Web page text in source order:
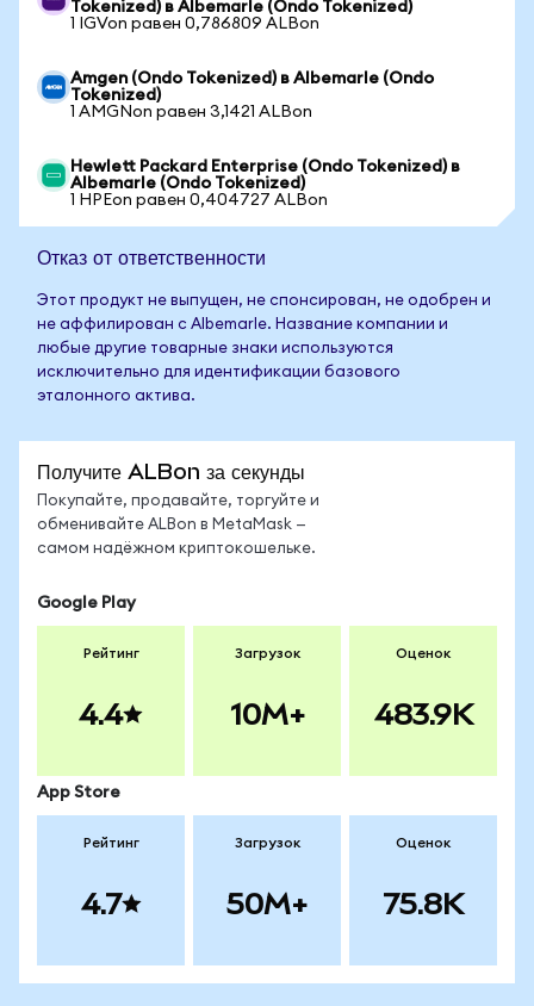
Tokenized) в Albemarle (Ondo Tokenized)
1 IGVon равен 0,786809 ALBon
Amgen (Ondo Tokenized) в Albemarle (Ondo
Tokenized)
1 AMGNon равен 3,1421 ALBon
Hewlett Packard Enterprise (Ondo Tokenized) в
Albemarle (Ondo Tokenized)
1 HPEon равен 0,404727 ALBon
Отказ от ответственности
Этот продукт не выпущен, не спонсирован, не одобрен и
не аффилирован с Albemarle. Название компании и
любые другие товарные знаки используются
исключительно для идентификации базового
эталонного актива.
Получите ALBon за секунды
Покупайте, продавайте, торгуйте и
обменивайте ALBon в MetaMask —
самом надёжном криптокошельке.
Google Play
Рейтинг
4.4
Загрузок
10M+
Оценок
483.9K
App Store
Рейтинг
4.7
Загрузок
50M+
Оценок
75.8K